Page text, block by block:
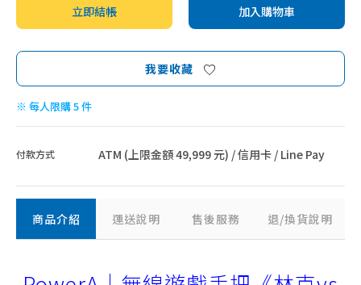
立即結帳 加入購物車
我要收藏
※ 每人限購 5 件
付款方式 ATM (上限金額 49,999 元) / 信用卡 / Line Pay
商品介紹 運送說明 售後服務 退/換貨說明